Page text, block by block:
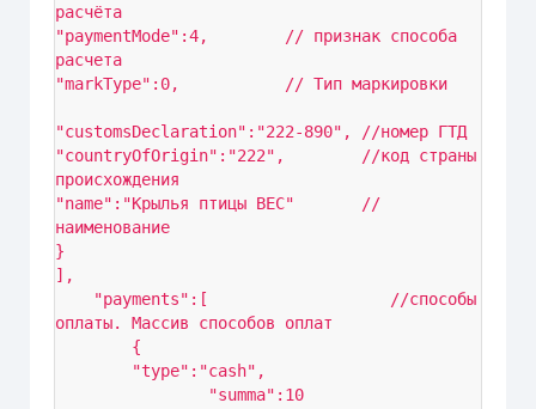
расчёта
"paymentMode":4,        // признак способа
расчета
"markType":0,           // Тип маркировки
"customsDeclaration":"222-890", //номер ГТД
"countryOfOrigin":"222",        //код страны
происхождения
"name":"Крылья птицы ВЕС"       //
наименование
}
],
оплаты. Массив способов оплат